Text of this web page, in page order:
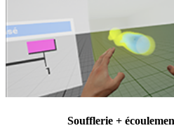
Soufflerie +